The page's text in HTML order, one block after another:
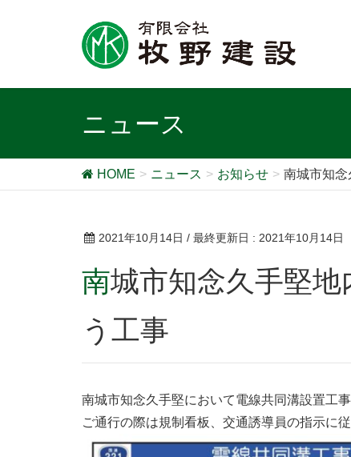
ニュース
HOME ニュース お知らせ 南城市知
2021年10月14日 / 最終更新日 : 2021年10月14日
南城市知念久手堅地内において道路規制を伴
う工事
南城市知念久手堅において電線共同溝設置工
ご通行の際は規制看板、交通誘導員の指示に